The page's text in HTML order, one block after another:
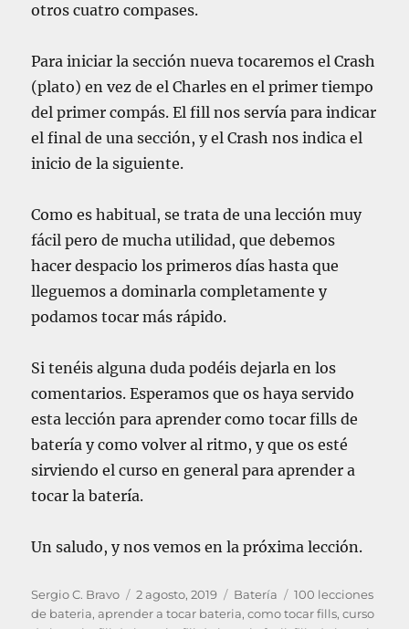
otros cuatro compases.
Para iniciar la sección nueva tocaremos el Crash
(plato) en vez de el Charles en el primer tiempo
del primer compás. El fill nos servía para indicar
el final de una sección, y el Crash nos indica el
inicio de la siguiente.
Como es habitual, se trata de una lección muy
fácil pero de mucha utilidad, que debemos
hacer despacio los primeros días hasta que
lleguemos a dominarla completamente y
podamos tocar más rápido.
Si tenéis alguna duda podéis dejarla en los
comentarios. Esperamos que os haya servido
esta lección para aprender como tocar fills de
batería y como volver al ritmo, y que os esté
sirviendo el curso en general para aprender a
tocar la batería.
Un saludo, y nos vemos en la próxima lección.
A
u
Sergio C. Bravo
P
u
2 agosto, 2019
C
a
Batería
E
t
100 lecciones
de bateria,aprender a tocar bateria,como tocar fills,curso